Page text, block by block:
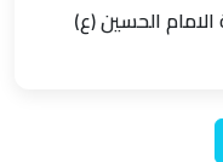
الامام الحسين (ع)